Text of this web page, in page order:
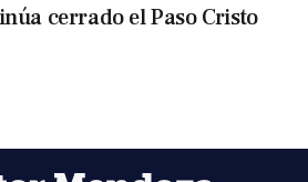
cerrado el Paso Cristo